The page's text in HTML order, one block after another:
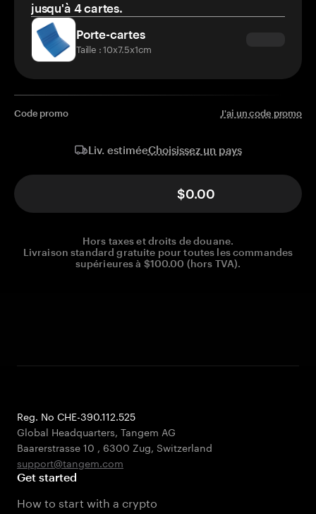
jusqu'à 4 cartes.
Porte-cartes
Taille : 10x7.5x1cm
Code promo J'ai un code promo
Liv. estiméeChoisissez un pays
$0.00
Hors taxes et droits de douane.
Livraison standard gratuite pour toutes les commandes
supérieures à $100.00 (hors TVA).
Reg. No CHE-390.112.525
Global Headquarters, Tangem AG
Baarerstrasse 10 , 6300 Zug, Switzerland
support@tangem.com
Get started
How to start with a crypto